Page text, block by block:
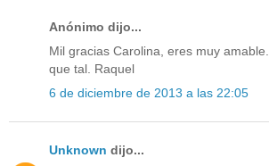
Anónimo dijo...
Mil gracias Carolina, eres muy
que tal. Raquel
6 de diciembre de 2013 a las 22:05
Unknown dijo...